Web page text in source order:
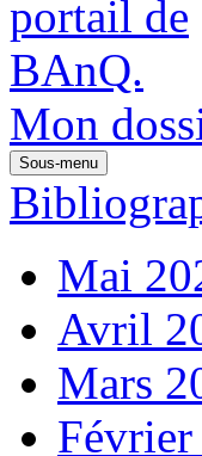
Mon
Sous-menu
Mai
Avril
Mars